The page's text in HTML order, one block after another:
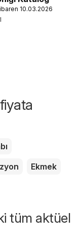
10.03.2026
Ekmek
tüm aktüel